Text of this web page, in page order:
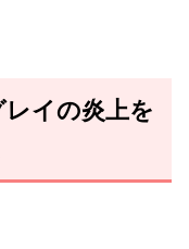
イの炎上を